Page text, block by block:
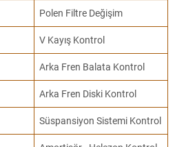
Polen Filtre Değişim
V Kayış Kontrol
Arka Fren Balata Kontrol
Arka Fren Diski Kontrol
Süspansiyon Sistemi Kontrol